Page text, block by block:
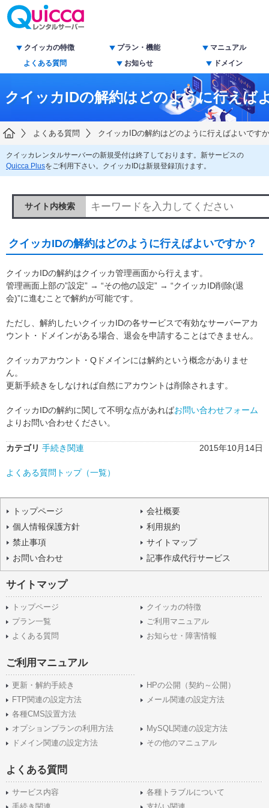
クイッカの特徴 プラン・機能
マニュアル
よくある質問
お知らせ ドメイン
クイッカIDの解約はどのように行えば
よくある質問 クイッカIDの解約はどのように行えばよいです
クイッカレンタルサーバーの新規受付は終了しております。新サービスの
Quicca Plusをご利用下さい。クイッカIDは新規登録頂けます。
サイト内検索
クイッカIDの解約はどのように行えばよいですか？
クイッカIDの解約はクイッカ管理画面から行えます。
管理画面上部の”設定” → “その他の設定” → “クイッカID削除(退
会)”に進むことで解約が可能です。
ただし、解約したいクイッカIDの各サービスで有効なサーバーアカ
ウント・ドメインがある場合、退会を申請することはできません。
クイッカアカウント・Qドメインには解約という概念がありませ
ん。
更新手続きをしなければ自然にアカウントは削除されます。
クイッカIDの解約に関して不明な点があればお問い合わせフォーム
よりお問い合わせください。
カテゴリ 手続き関連 2015年10月14日
よくある質問トップ（一覧）
トップページ
会社概要
個人情報保護方針
利用規約
禁止事項
サイトマップ
お問い合わせ
記事作成代行サービス
サイトマップ
トップページ
クイッカの特徴
プラン一覧
ご利用マニュアル
よくある質問
お知らせ・障害情報
ご利用マニュアル
更新・解約手続き
HPの公開（契約～公開）
FTP関連の設定方法
メール関連の設定方法
各種CMS設置方法
オプションプランの利用方法
MySQL関連の設定方法
ドメイン関連の設定方法
その他のマニュアル
よくある質問
サービス内容
各種トラブルについて